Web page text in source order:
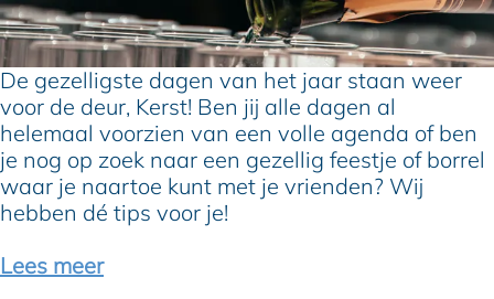
v
i
t
e
i
t
v
o
o
r
k
i
n
h
e
t
B
o
o
m
k
w
z
e
l
l
i
g
e
k
r
s
De gezelligste dagen van het jaar staan weer
voor de deur, Kerst! Ben jij alle dagen al
helemaal voorzien van een volle agenda of ben
je nog op zoek naar een gezellig feestje of borrel
waar je naartoe kunt met je vrienden? Wij
hebben dé tips voor je!
Lees meer